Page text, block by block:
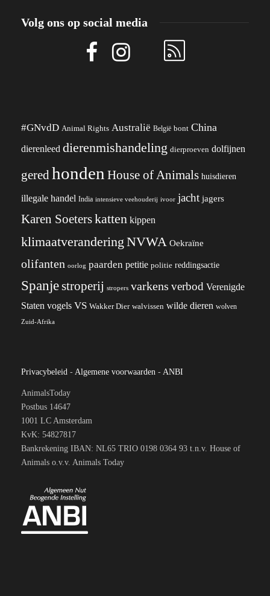
Volg ons op social media
#GNvdD Animal Rights Australië België bont China
dierenleed dierenmishandeling dierproeven dolfijnen
gered honden House of Animals huisdieren
illegale handel India intensieve veehouderij ivoor jacht jagers
Karen Soeterskatten kippen
klimaatverandering NVWA Oekraïne
olifanten oorlog paarden petitie politie reddingsactie
Spanjestroperij stropers varkens verbod Verenigde
Staten vogels VS Wakker Dier walvissen wilde dieren wolven
Zuid-Afrika
Privacybeleid - Algemene voorwaarden - ANBI
AnimalsToday
Postbus 14647
1001 LC Amsterdam
KvK: 54827817
Bankrekening IBAN: NL65 TRIO 0198 0364 93 t.n.v. House of
Animals o.v.v. Animals Today